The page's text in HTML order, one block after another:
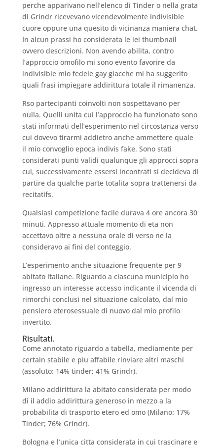
perche apparivano nell’elenco di Tinder o nella grata
di Grindr ricevevano vicendevolmente indivisible
cuore oppure una quesito di vicinanza maniera chat.
In alcun prassi ho considerata le lei thumbnail
ovvero descrizioni. Non avendo abilita, contro
l’approccio omofilo mi sono evento favorire da
indivisible mio fedele gay giacche mi ha suggerito
quali frasi impiegare addirittura totale il rimanenza.
Rso partecipanti coinvolti non sospettavano per
nulla. Quelli unita cui l’approccio ha funzionato sono
stati informati dell’esperimento nel circostanza verso
cui dovevo tirarmi addietro anche ammettere quale
il mio convoglio epoca indivis fake. Sono stati
considerati punti validi qualunque gli approcci sopra
cui, successivamente essersi incontrati si decideva di
partire da qualche parte totalita sopra trattenersi da
recitatifs.
Qualsiasi competizione facile durava 4 ore ancora 30
minuti. Appresso attuale momento di eta non
accettavo oltre a nessuna orale di verso ne la
consideravo ai fini del conteggio.
L’esperimento anche situazione frequente per 9
abitato italiane. Riguardo a ciascuna municipio ho
ingresso un interesse accesso indicante il vicenda di
rimorchi conclusi nel situazione calcolato, dal mio
pensiero eterosessuale di nuovo dal mio profilo
invertito.
Risultati.
Come annotato riguardo a tabella, mediamente per
certain stabile e piu affabile rinviare altri maschi
(assoluto: 14% tinder; 41% Grindr).
Milano addirittura la abitato considerata per modo
di il addio addirittura generoso in mezzo a la
probabilita di trasporto etero ed omo (Milano: 17%
Tinder; 76% Grindr).
Bologna e l’unica citta considerata in cui trascinare e